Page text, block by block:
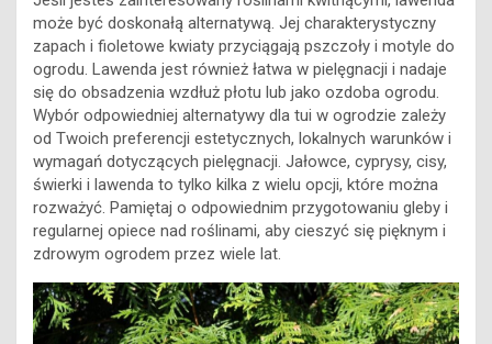
może być doskonałą alternatywą. Jej charakterystyczny
zapach i fioletowe kwiaty przyciągają pszczoły i motyle do
ogrodu. Lawenda jest również łatwa w pielęgnacji i nadaje
się do obsadzenia wzdłuż płotu lub jako ozdoba ogrodu.
Wybór odpowiedniej alternatywy dla tui w ogrodzie zależy
od Twoich preferencji estetycznych, lokalnych warunków i
wymagań dotyczących pielęgnacji. Jałowce, cyprysy, cisy,
świerki i lawenda to tylko kilka z wielu opcji, które można
rozważyć. Pamiętaj o odpowiednim przygotowaniu gleby i
regularnej opiece nad roślinami, aby cieszyć się pięknym i
zdrowym ogrodem przez wiele lat.